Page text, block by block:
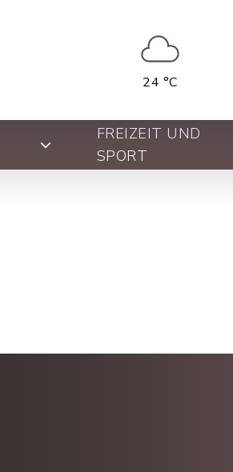
24 °C
FREIZEIT UND
SPORT